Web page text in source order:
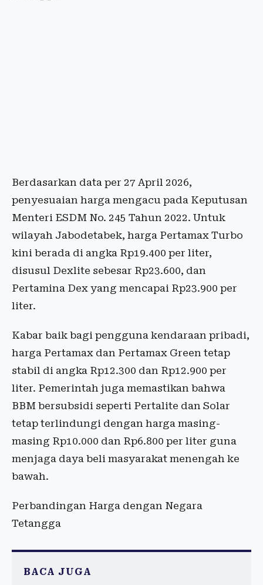
Berdasarkan data per 27 April 2026,
penyesuaian harga mengacu pada Keputusan
Menteri ESDM No. 245 Tahun 2022. Untuk
wilayah Jabodetabek, harga Pertamax Turbo
kini berada di angka Rp19.400 per liter,
disusul Dexlite sebesar Rp23.600, dan
Pertamina Dex yang mencapai Rp23.900 per
liter.
Kabar baik bagi pengguna kendaraan pribadi,
harga Pertamax dan Pertamax Green tetap
stabil di angka Rp12.300 dan Rp12.900 per
liter. Pemerintah juga memastikan bahwa
BBM bersubsidi seperti Pertalite dan Solar
tetap terlindungi dengan harga masing-
masing Rp10.000 dan Rp6.800 per liter guna
menjaga daya beli masyarakat menengah ke
bawah.
Perbandingan Harga dengan Negara
Tetangga
BACA JUGA